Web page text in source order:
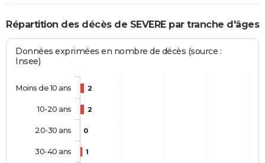
Répartition des décès de SEVERE par tranche d'âges
Données exprimées en nombre de décès (source :
Insee)
2
2
0
1
Moins de 10 ans
10-20 ans
20-30 ans
30-40 ans